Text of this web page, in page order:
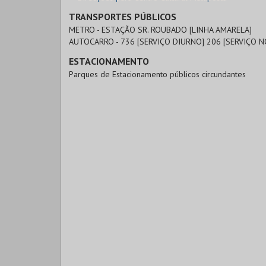
TRANSPORTES PÚBLICOS
METRO - ESTAÇÃO SR. ROUBADO [LINHA AMARELA]
AUTOCARRO - 736 [SERVIÇO DIURNO] 206 [SERVIÇO
ESTACIONAMENTO
Parques de Estacionamento públicos circundantes